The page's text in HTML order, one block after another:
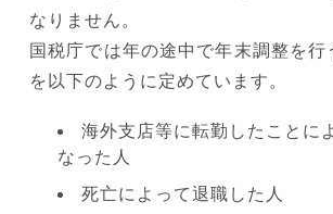
なりません。
国税庁では年の途中で年末調整を行
を以下のように定めています。
海外支店等に転勤したことに
なった人
死亡によって退職した人